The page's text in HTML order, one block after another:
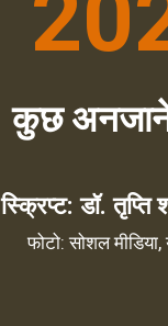
कुछ
फोटो: सोशल मीडिया,
स्क्रिप्ट: डॉ. तृप्ति